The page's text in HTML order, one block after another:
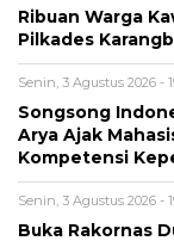
Ribuan Warga
Pilkades
Senin, 3 Agustus 2026 -
Songsong
Arya Ajak
Kompetensi
Senin, 3 Agustus 2026 -
Buka Rakornas